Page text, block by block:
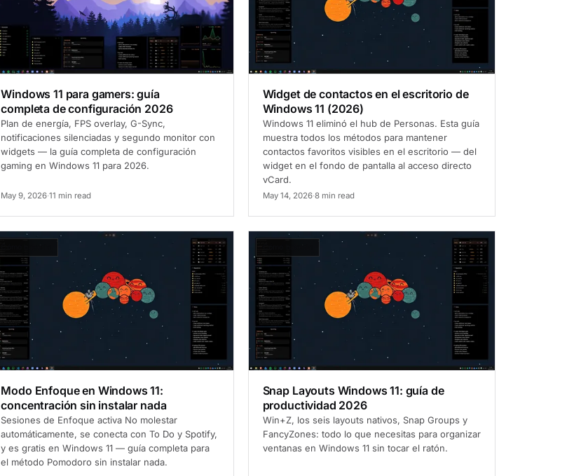
Windows 11 para gamers: guía
completa de configuración 2026
Plan de energía, FPS overlay, G-Sync,
notificaciones silenciadas y segundo monitor con
widgets — la guía completa de configuración
gaming en Windows 11 para 2026.
May 9, 2026·11 min read
Widget de contactos en el escritorio de
Windows 11 (2026)
Windows 11 eliminó el hub de Personas. Esta guía
muestra todos los métodos para mantener
contactos favoritos visibles en el escritorio — del
widget en el fondo de pantalla al acceso directo
vCard.
May 14, 2026·8 min read
Modo Enfoque en Windows 11:
concentración sin instalar nada
Sesiones de Enfoque activa No molestar
automáticamente, se conecta con To Do y Spotify,
y es gratis en Windows 11 — guía completa para
el método Pomodoro sin instalar nada.
Snap Layouts Windows 11: guía de
productividad 2026
Win+Z, los seis layouts nativos, Snap Groups y
FancyZones: todo lo que necesitas para organizar
ventanas en Windows 11 sin tocar el ratón.